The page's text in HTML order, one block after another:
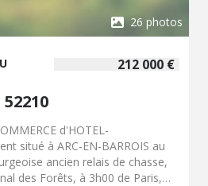
26 photos
212 000 €
d'HOTEL-
BARROIS au
ancien relais de chasse,
des Forêts, à 3h00 de Paris,